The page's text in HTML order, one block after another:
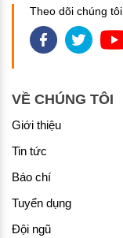
Theo dõi chúng tôi
VỀ CHÚNG TÔI
Giới thiệu
Tin tức
Báo chí
Tuyển dụng
Đội ngũ